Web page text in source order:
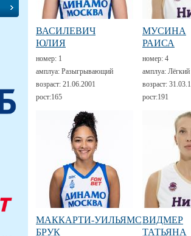
ВАСИЛЕВИЧ
ЮЛИЯ
номер: 1
амплуа: Разыгрывающий
возраст: 21.06.2001
рост:165
МУСИНА
РАИСА
номер: 4
амплуа:
возраст:
рост:191
МАККАРТИ-УИЛЬЯМС
БРУК
ВИДМЕР
ТАТЬЯНА